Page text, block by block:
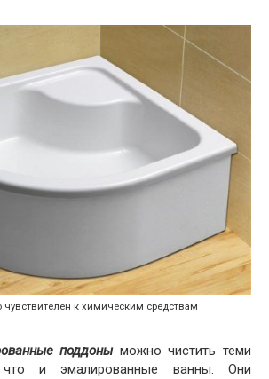
чувствителен к химическим средствам
поддоны можно чистить теми
и эмалированные ванны. Они